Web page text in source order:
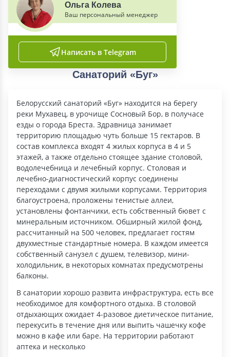
Ольга Колева
Ваш персональный менеджер
Написать в Telegram
Санаторий «Буг»
Белорусский санаторий «Буг» находится на берегу
реки Мухавец, в урочище Сосновый Бор, в получасе
езды о города Бреста. Здравница занимает
территорию площадью чуть больше 15 гектаров. В
состав комплекса входят 4 жилых корпуса в 4 и 5
этажей, а также отдельно стоящее здание столовой,
водолечебница и лечебный корпус. Столовая и
лечебно-диагностический корпус соединены
переходами с двумя жилыми корпусами. Территория
благоустроена, проложены тенистые аллеи,
установлены фонтанчики, есть собственный бювет с
минеральным источником. Обширный жилой фонд,
рассчитанный на 500 человек, предлагает гостям
двухместные стандартные номера. В каждом имеется
собственный санузел с душем, телевизор, мини-
холодильник, в некоторых комнатах предусмотрены
балконы.
В санатории хорошо развита инфраструктура, есть все
необходимое для комфортного отдыха. В столовой
отдыхающих ожидает 4-разовое диетическое питание,
перекусить в течение дня или выпить чашечку кофе
можно в кафе или баре. На территории работают
аптека и несколько